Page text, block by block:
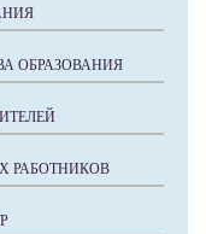
ОБРАЗОВАНИЯ
РАБОТНИКОВ